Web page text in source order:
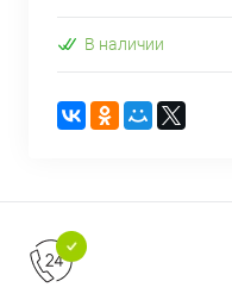
В наличии